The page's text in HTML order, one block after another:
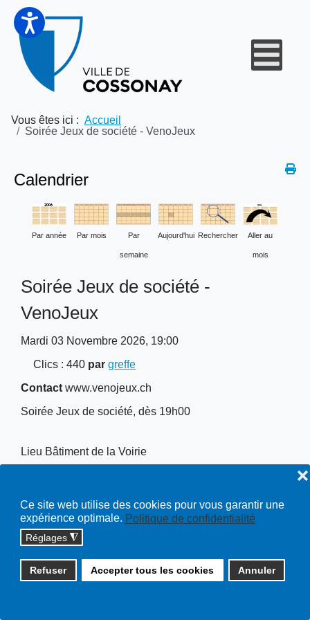
Ce site web utilise des cookies pour vous garantir une
expérience optimale. Politique de confidentialité
Réglages ◮
Refuser Accepter tous les cookies Annuler
❌
Vous êtes ici : Accueil
Soirée Jeux de société - VenoJeux
Calendrier
Par année Par mois Par
semaine
Aujourd'hui Rechercher Aller au
mois
Soirée Jeux de société -
VenoJeux
Mardi 03 Novembre 2026, 19:00
Clics : 440 pargreffe
Contact www.venojeux.ch
Soirée Jeux de société, dès 19h00
Lieu Bâtiment de la Voirie
Copyright © 2026 cossonay.ch - tous droits réservés | site :
solutions informatiques
Plan du site